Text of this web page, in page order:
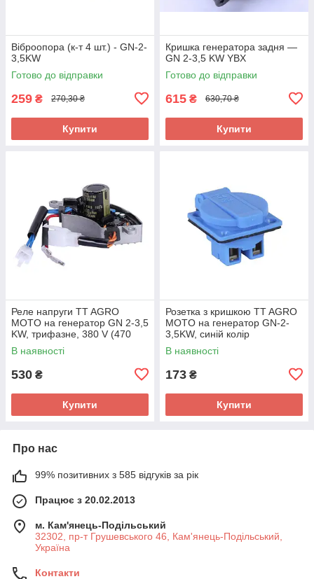
Віброопора (к-т 4 шт.) - GN-2-
3,5KW
Готово до відправки
259 ₴ 270,30 ₴
Купити
Кришка генератора задня —
GN 2-3,5 KW YBX
Готово до відправки
615 ₴ 630,70 ₴
Купити
Реле напруги TT AGRO
MOTO на генератор GN 2-3,5
KW, трифазне, 380 V (470
мкф 400V)
В наявності
530 ₴
Купити
Розетка з кришкою TT AGRO
MOTO на генератор GN-2-
3,5KW, синій колір
В наявності
173 ₴
Купити
Про нас
99% позитивних з 585 відгуків за рік
Працює з 20.02.2013
м. Кам'янець-Подільський
32302, пр-т Грушевського 46, Кам'янець-Подільський,
Україна
Контакти